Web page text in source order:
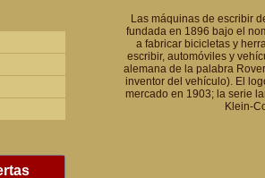
Las máquinas de escribir
fundada en 1896 bajo el
a fabricar bicicletas y
escribir, automóviles y
alemana de la palabra
inventor del vehículo). El
mercado en 1903; la serie
Klein-